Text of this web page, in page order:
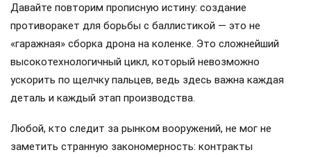
Давайте повторим прописную истину: создание
противоракет для борьбы с баллистикой — это не
«гаражная» сборка дрона на коленке. Это сложнейший
высокотехнологичный цикл, который невозможно
ускорить по щелчку пальцев, ведь здесь важна каждая
деталь и каждый этап производства.
Любой, кто следит за рынком вооружений, не мог не
заметить странную закономерность: контракты